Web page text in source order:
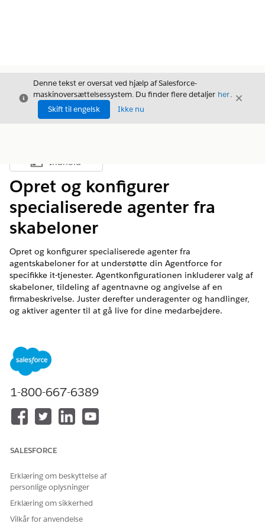
Luk
Denne tekst er oversat ved hjælp af Salesforce-
maskinoversættelsessystem. Du finder flere detaljer her.
Skift til engelsk
Ikke nu
Luk
Vis indholdsfortegnelse
Indhold
Opret og konfigurer
specialiserede agenter fra
skabeloner
Opret og konfigurer specialiserede agenter fra
agentskabeloner for at understøtte din Agentforce for
specifikke it-tjenester. Agentkonfigurationen inkluderer valg af
skabeloner, tildeling af agentnavne og angivelse af en
firmabeskrivelse. Juster derefter underagenter og handlinger,
og aktiver agenter til at gå live for dine medarbejdere.
Tilgængelig i: Lightning Experience
Tilgængelig i:
med Agentforce IT Service.
BRUGERTILLADELSER PÅKRÆVET
Agentforce:
SkrivSalesforce Start
1-800-667-6389
SALESFORCE
Erklæring om beskyttelse af
personlige oplysninger
Erklæring om sikkerhed
Vilkår for anvendelse